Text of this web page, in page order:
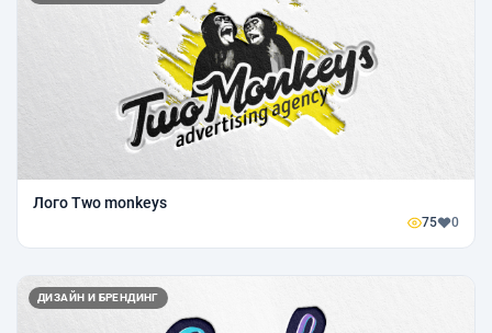
Лого Two monkeys
75 0
ДИЗАЙН И БРЕНДИНГ